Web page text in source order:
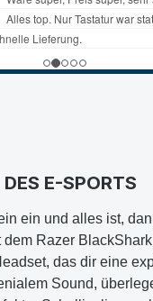
E-SPORTS
ein und alles ist,
Razer
das dir eine
Sound,